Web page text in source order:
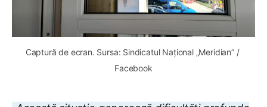
Captură de ecran. Sursa: Sindicatul Național „Meridian” /
Facebook